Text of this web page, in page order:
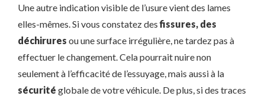
Une autre indication visible de l’usure vient des lames
elles-mêmes. Si vous constatez desfissures, des
déchirures ou une surface irrégulière, ne tardez pas à
effectuer le changement. Cela pourrait nuire non
seulement à l’efficacité de l’essuyage, mais aussi à la
sécurité globale de votre véhicule. De plus, si des traces